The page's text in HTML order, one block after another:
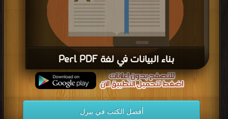
بناء البيانات في لغة Perl PDF
قراءة و تحميل كتاب بناء البيانات في لغة Perl PDF مجانا
أفضل الكتب في بيرل